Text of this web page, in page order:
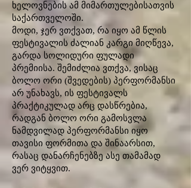
ხელოვნების ამ მიმართულებისათვის
საქართველოში.
მოდი, ჯერ ვთქვათ, რა იყო ამ წლის
ფესტივალის ძალიან კარგი მიღწევა,
გარდა სოლიდური ფულადი
პრემიისა. შემიძლია ვთქვა, ვისაც
ბოლო ორი (შვედების) პერფორმანსი
არ უნახავს, ის ფესტივალს
პრაქტიკულად არც დასწრებია,
რადგან ბოლო ორი გამოსვლა
ნამდვილად პერფორმანსი იყო
თავისი ფორმითა და შინაარსით,
რასაც დანარჩენებზე ასე თამამად
ვერ ვიტყვით.